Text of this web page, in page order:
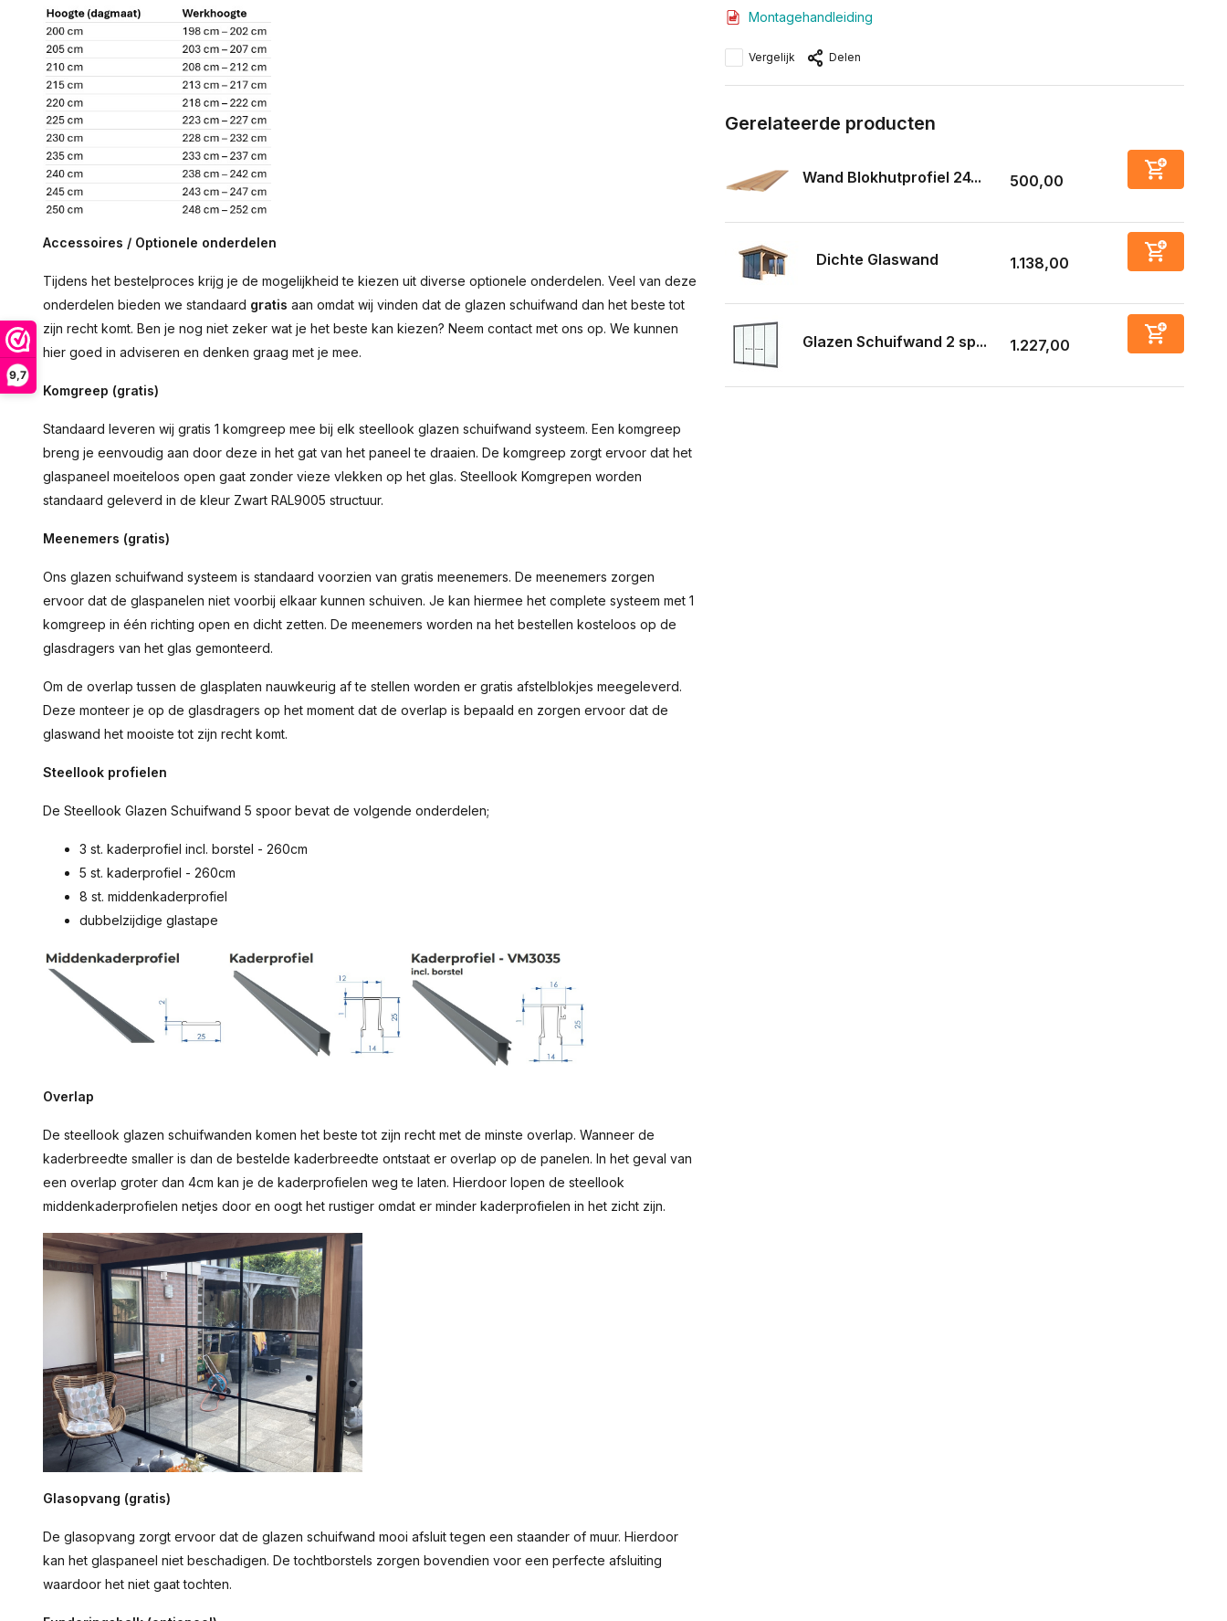
9,7
Accessoires / Optionele onderdelen
Tijdens het bestelproces krijg je de mogelijkheid te kiezen uit diverse optionele onderdelen. Veel van deze
onderdelen bieden we standaard gratis aan omdat wij vinden dat de glazen schuifwand dan het beste tot
zijn recht komt. Ben je nog niet zeker wat je het beste kan kiezen? Neem contact met ons op. We kunnen
hier goed in adviseren en denken graag met je mee.
Komgreep (gratis)
Standaard leveren wij gratis 1 komgreep mee bij elk steellook glazen schuifwand systeem. Een komgreep
breng je eenvoudig aan door deze in het gat van het paneel te draaien. De komgreep zorgt ervoor dat het
glaspaneel moeiteloos open gaat zonder vieze vlekken op het glas. Steellook Komgrepen worden
standaard geleverd in de kleur Zwart RAL9005 structuur.
Meenemers (gratis)
Ons glazen schuifwand systeem is standaard voorzien van gratis meenemers. De meenemers zorgen
ervoor dat de glaspanelen niet voorbij elkaar kunnen schuiven. Je kan hiermee het complete systeem met 1
komgreep in één richting open en dicht zetten. De meenemers worden na het bestellen kosteloos op de
glasdragers van het glas gemonteerd.
Om de overlap tussen de glasplaten nauwkeurig af te stellen worden er gratis afstelblokjes meegeleverd.
Deze monteer je op de glasdragers op het moment dat de overlap is bepaald en zorgen ervoor dat de
glaswand het mooiste tot zijn recht komt.
Steellook profielen
De Steellook Glazen Schuifwand 5 spoor bevat de volgende onderdelen;
3 st. kaderprofiel incl. borstel - 260cm
5 st. kaderprofiel - 260cm
8 st. middenkaderprofiel
dubbelzijdige glastape
Overlap
De steellook glazen schuifwanden komen het beste tot zijn recht met de minste overlap. Wanneer de
kaderbreedte smaller is dan de bestelde kaderbreedte ontstaat er overlap op de panelen. In het geval van
een overlap groter dan 4cm kan je de kaderprofielen weg te laten. Hierdoor lopen de steellook
middenkaderprofielen netjes door en oogt het rustiger omdat er minder kaderprofielen in het zicht zijn.
Glasopvang (gratis)
De glasopvang zorgt ervoor dat de glazen schuifwand mooi afsluit tegen een staander of muur. Hierdoor
kan het glaspaneel niet beschadigen. De tochtborstels zorgen bovendien voor een perfecte afsluiting
waardoor het niet gaat tochten.
Montagehandleiding
Vergelijk Delen
Gerelateerde producten
Wand Blokhutprofiel 24... 500,00
Dichte Glaswand 1.138,00
Glazen Schuifwand 2 sp... 1.227,00